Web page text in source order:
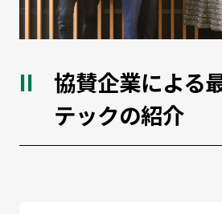
協賛企業による
テックの紹介